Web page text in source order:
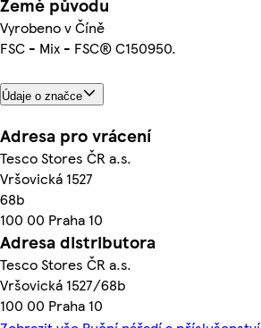
Vyrobeno v Číně
FSC - Mix - FSC® C150950.
Údaje o značce
Adresa pro vrácení
Tesco Stores ČR a.s.
Vršovická 1527
68b
100 00 Praha 10
Adresa distributora
Tesco Stores ČR a.s.
Vršovická 1527/68b
100 00 Praha 10